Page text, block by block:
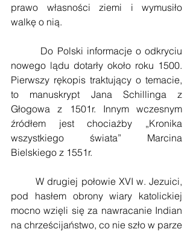
prawo własności ziemi i wymusiło
walkę o nią.
nowego lądu dotarły około roku 1500.
Pierwszy rękopis traktujący o temacie,
to manuskrypt Jana Schillinga z
Głogowa z 1501r. Innym wczesnym
źródłem jest chociażby „Kronika
wszystkiego świata” Marcina
Bielskiego z 1551r.
        W drugiej połowie XVI w. Jezuici,
pod hasłem obrony wiary katolickiej
mocno wzięli się za nawracanie Indian
na chrześcijaństwo, co nie szło w parze